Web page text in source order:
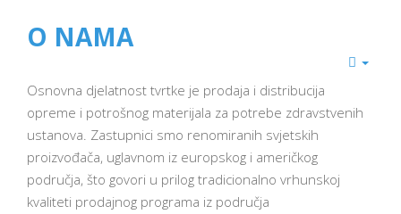
O NAMA
Osnovna djelatnost tvrtke je prodaja i distribucija
opreme i potrošnog materijala za potrebe zdravstvenih
ustanova. Zastupnici smo renomiranih svjetskih
proizvođača, uglavnom iz europskog i američkog
područja, što govori u prilog tradicionalno vrhunskoj
kvaliteti prodajnog programa iz područja